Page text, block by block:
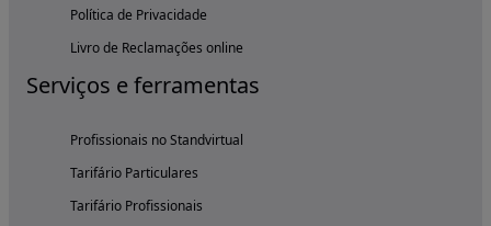
Política de Privacidade
Livro de Reclamações online
Serviços e ferramentas
Profissionais no Standvirtual
Tarifário Particulares
Tarifário Profissionais